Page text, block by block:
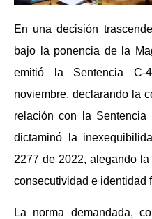
En una decisión
bajo la ponencia de la
emitió la Sentencia
noviembre, declarando la
relación con la
dictaminó la
2277 de 2022, alegando
consecutividad e identidad
La norma demandada,